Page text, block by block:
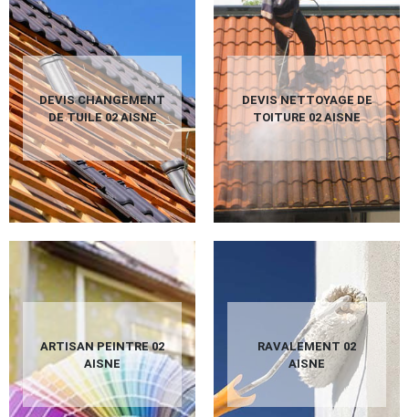
DEVIS CHANGEMENT
DE TUILE 02 AISNE
DEVIS NETTOYAGE DE
TOITURE 02 AISNE
ARTISAN PEINTRE 02
AISNE
RAVALEMENT 02
AISNE